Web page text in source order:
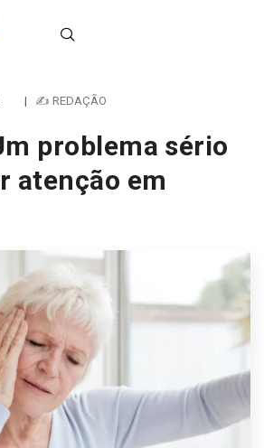
| ✍ REDAÇÃO
problema sério
atenção em